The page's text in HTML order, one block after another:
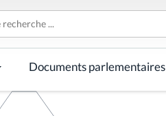
Documents parlementaires